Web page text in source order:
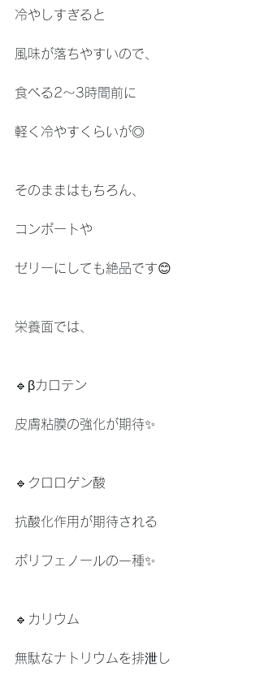
冷やしすぎると
風味が落ちやすいので、
食べる2〜3時間前に
軽く冷やすくらいが◎
そのままはもちろん、
コンポートや
ゼリーにしても絶品です😊
栄養面では、
🔹βカロテン
皮膚粘膜の強化が期待✨
🔹クロロゲン酸
抗酸化作用が期待される
ポリフェノールの一種✨
🔹カリウム
無駄なナトリウムを排泄し